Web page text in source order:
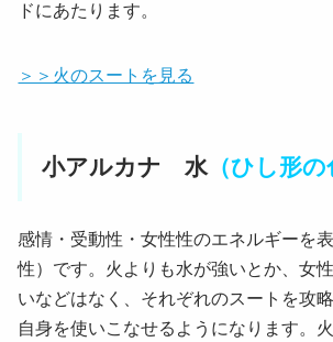
ドにあたります。
＞＞火のスートを見る
小アルカナ 水（ひし形の
感情・受動性・女性性のエネルギーを
性）です。火よりも水が強いとか、女
いなどはなく、それぞれのスートを攻
自身を使いこなせるようになります。